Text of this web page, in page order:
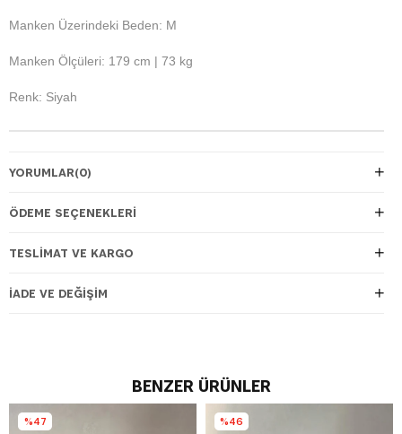
Manken Üzerindeki Beden: M
Manken Ölçüleri: 179 cm | 73 kg
Renk: Siyah
YORUMLAR(0)
ÖDEME SEÇENEKLERI
TESLIMAT VE KARGO
İADE VE DEĞIŞIM
BENZER ÜRÜNLER
%47 %46